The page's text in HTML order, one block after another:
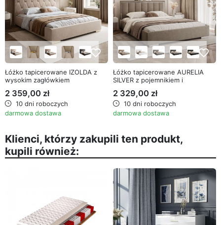
favorite_border
Łóżko tapicerowane IZOLDA z
wysokim zagłówkiem
2 359,00 zł
10 dni roboczych
darmowa dostawa
favorite_border
Łóżko tapicerowane AURELIA
SILVER z pojemnikiem i
2 329,00 zł
10 dni roboczych
darmowa dostawa
Klienci, którzy zakupili ten produkt,
kupili również: